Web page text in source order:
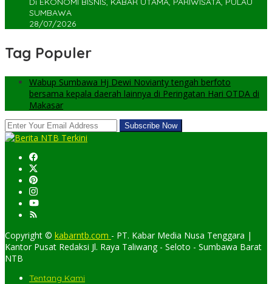
SUMBAWA
28/07/2026
Tag Populer
Wabup Sumbawa Hj Dewi Novianty tengah berfoto
bersama kepala daerah lainnya di Peringatan Hari OTDA di
Makasar
Copyright © kabarntb.com - PT. Kabar Media Nusa Tenggara |
Kantor Pusat Redaksi Jl. Raya Taliwang - Seloto - Sumbawa Barat
NTB
Tentang Kami